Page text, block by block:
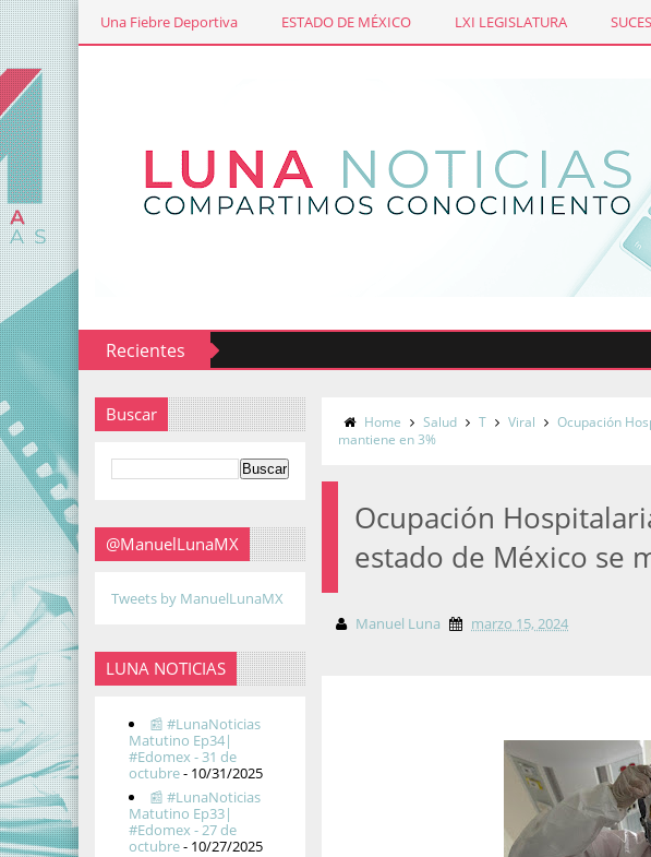
Una Fiebre Deportiva ESTADO DE MÉXICO LXI LEGISLATURA
Recientes
Buscar
@ManuelLunaMX
Tweets by ManuelLunaMX
LUNA NOTICIAS
📰 #LunaNoticias
Matutino Ep34|
#Edomex - 31 de
octubre- 10/31/2025
📰 #LunaNoticias
Matutino Ep33|
#Edomex - 27 de
octubre- 10/27/2025
Home Salud T Viral
Ocupación
mantiene en 3%
Ocupación
estado de México se
Manuel Luna marzo 15, 2024